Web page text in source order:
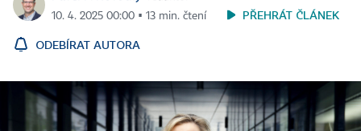
10. 4. 2025 00:00 ▪ 13 min. čtení
PŘEHRÁT ČLÁNEK
ODEBÍRAT AUTORA